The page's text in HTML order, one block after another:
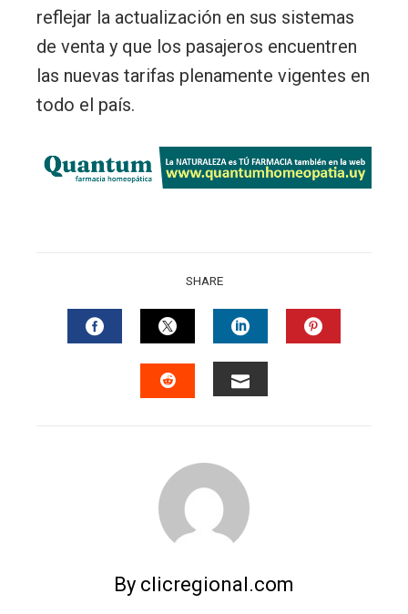
reflejar la actualización en sus sistemas
de venta y que los pasajeros encuentren
las nuevas tarifas plenamente vigentes en
todo el país.
SHARE
FACEBOOKTWITTERLINKEDIN
By clicregional.com